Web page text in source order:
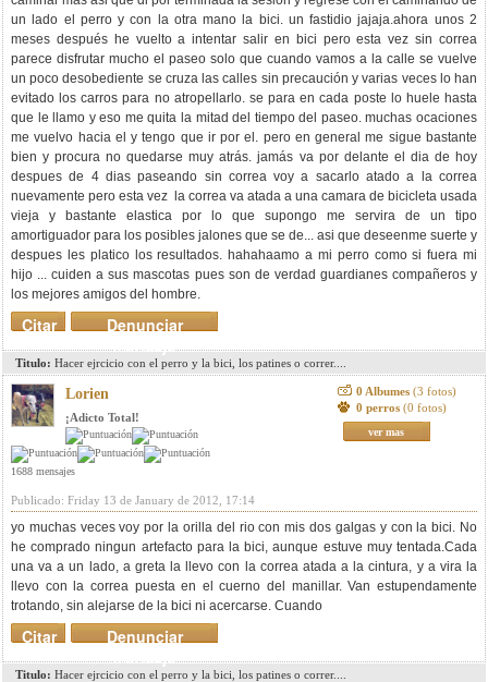
un lado el perro y con la otra mano la bici. un fastidio jajaja.ahora unos 2
meses después he vuelto a intentar salir en bici pero esta vez sin correa
parece disfrutar mucho el paseo solo que cuando vamos a la calle se vuelve
un poco desobediente se cruza las calles sin precaución y varias veces lo han
evitado los carros para no atropellarlo. se para en cada poste lo huele hasta
que le llamo y eso me quita la mitad del tiempo del paseo. muchas ocaciones
me vuelvo hacia el y tengo que ir por el. pero en general me sigue bastante
bien y procura no quedarse muy atrás. jamás va por delante el dia de hoy
despues de 4 dias paseando sin correa voy a sacarlo atado a la correa
nuevamente pero esta vez la correa va atada a una camara de bicicleta usada
vieja y bastante elastica por lo que supongo me servira de un tipo
amortiguador para los posibles jalones que se de... asi que deseenme suerte y
despues les platico los resultados. hahahaamo a mi perro como si fuera mi
hijo ... cuiden a sus mascotas pues son de verdad guardianes compañeros y
los mejores amigos del hombre.
Denunciar
mensaje
Citar
Titulo: Hacer ejrcicio con el perro y la bici, los patines o correr....
Lorien
¡Adicto Total!
1688 mensajes
0 Albumes (3 fotos)
0 perros (0 fotos)
ver mas
Publicado: Friday 13 de January de 2012, 17:14
yo muchas veces voy por la orilla del rio con mis dos galgas y con la bici. No
he comprado ningun artefacto para la bici, aunque estuve muy tentada.Cada
una va a un lado, a greta la llevo con la correa atada a la cintura, y a vira la
llevo con la correa puesta en el cuerno del manillar. Van estupendamente
trotando, sin alejarse de la bici ni acercarse. Cuando
Denunciar
mensaje
Citar
Titulo: Hacer ejrcicio con el perro y la bici, los patines o correr....